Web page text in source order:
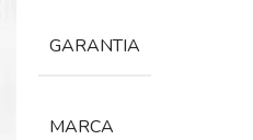
Tamaño ancho: 24″
GARANTIA
MARCA